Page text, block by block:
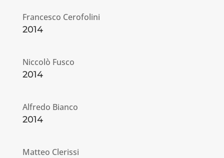
Francesco Cerofolini
2014
Niccolò Fusco
2014
Alfredo Bianco
2014
Matteo Clerissi